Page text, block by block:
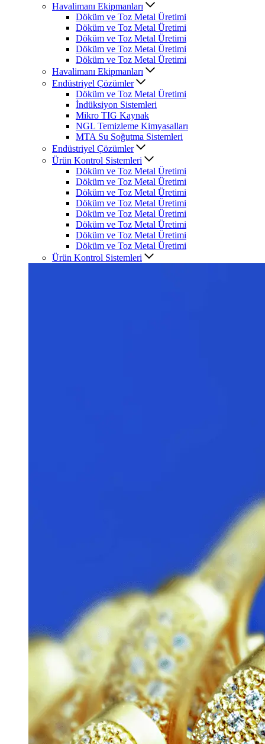
Havalimanı Ekipmanları
Döküm ve Toz Metal Üretimi
Döküm ve Toz Metal Üretimi
Döküm ve Toz Metal Üretimi
Döküm ve Toz Metal Üretimi
Döküm ve Toz Metal Üretimi
Havalimanı Ekipmanları
Endüstriyel Çözümler
Döküm ve Toz Metal Üretimi
İndüksiyon Sistemleri
Mikro TIG Kaynak
NGL Temizleme Kimyasalları
MTA Su Soğutma Sistemleri
Endüstriyel Çözümler
Ürün Kontrol Sistemleri
Döküm ve Toz Metal Üretimi
Döküm ve Toz Metal Üretimi
Döküm ve Toz Metal Üretimi
Döküm ve Toz Metal Üretimi
Döküm ve Toz Metal Üretimi
Döküm ve Toz Metal Üretimi
Döküm ve Toz Metal Üretimi
Döküm ve Toz Metal Üretimi
Ürün Kontrol Sistemleri